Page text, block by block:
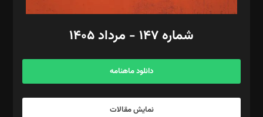
امور مالی: شاپور رهبری، محمد‌ کاظمی‌نیا
آگهی و مشترکین: ۰۹۱۹۹۹۹۰۴۵۴
شماره ۱۴۷ - مرداد ۱۴۰۵
دانلود ماهنامه
نمایش مقالات